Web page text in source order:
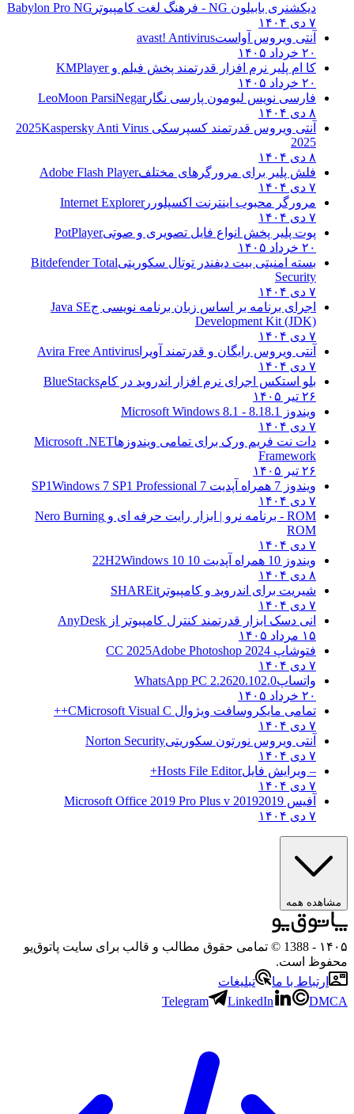
دیکشنری بابیلون NG - فرهنگ لغت کامپیوتر
Babylon Pro NG
۷ دی ۱۴۰۴
آنتی ویروس آواستavast! Antivirus
۲۰ خرداد ۱۴۰۵
کا ام پلیر نرم افزار قدرتمند پخش فیلم وKMPlayer
۲۰ خرداد ۱۴۰۵
فارسی نویس لیومون پارسی نگارLeoMoon ParsiNegar
۸ دی ۱۴۰۴
آنتی ویروس قدرتمند کسپرسکی 2025 Kaspersky Anti Virus
2025
۸ دی ۱۴۰۴
فلش پلیر برای مرورگرهای مختلفAdobe Flash Player
۷ دی ۱۴۰۴
مرورگر محبوب اینترنت اکسپلوررInternet Explorer
۷ دی ۱۴۰۴
پوت پلیر پخش انواع فایل تصویری و صوتیPotPlayer
۲۰ خرداد ۱۴۰۵
بسته امنیتی بیت دیفندر توتال سکوریتیBitdefender Total
Security
۷ دی ۱۴۰۴
اجرای برنامه بر اساس زبان برنامه نویسی جJava SE
Development Kit (JDK)
۷ دی ۱۴۰۴
آنتی ویروس رایگان و قدرتمند آویرا Avira Free Antivirus
۷ دی ۱۴۰۴
بلو استکس اجرای نرم افزار اندروید در کامBlueStacks
۲۶ تیر ۱۴۰۵
ویندوز 8.1
8.1 - Microsoft Windows 8.1
۷ دی ۱۴۰۴
دات نت فریم ورک برای تمامی ویندوزهاMicrosoft .NET
Framework
۲۶ تیر ۱۴۰۵
ویندوز 7 همراه آپدیت 7 SP1
Windows 7 SP1 Professional
۷ دی ۱۴۰۴
ROM - برنامه نرو | ابزار رایت حرفه ای و
Nero Burning
ROM
۷ دی ۱۴۰۴
ویندوز 10 همراه آپدیت 10 22H2
Windows 10
۸ دی ۱۴۰۴
شیریت برای اندروید و کامپیوتر SHAREit
۷ دی ۱۴۰۴
انی دسک ابزار قدرتمند کنترل کامپیوتر از AnyDesk
۱۵ مرداد ۱۴۰۵
فتوشاپ CC 2025 Adobe Photoshop 2024
۷ دی ۱۴۰۴
واتساپWhatsApp PC 2.2620.102.0
۲۰ خرداد ۱۴۰۵
تمامی مایکروسافت ویژوال C Microsoft Visual C++
۷ دی ۱۴۰۴
آنتی ویروس نورتون سکوریتیNorton Security
۷ دی ۱۴۰۴
– ویرایش فایلHosts File Editor+
۷ دی ۱۴۰۴
آفیس 2019 2019 Microsoft Office 2019 Pro Plus v
۷ دی ۱۴۰۴
مشاهده همه
۱۴۰۵
- 1388 © تمامی حقوق مطالب و قالب برای سایت پاتوق‌یو
محفوظ است.
ارتباط با ما
تبلیغات
Telegram
LinkedIn DMCA